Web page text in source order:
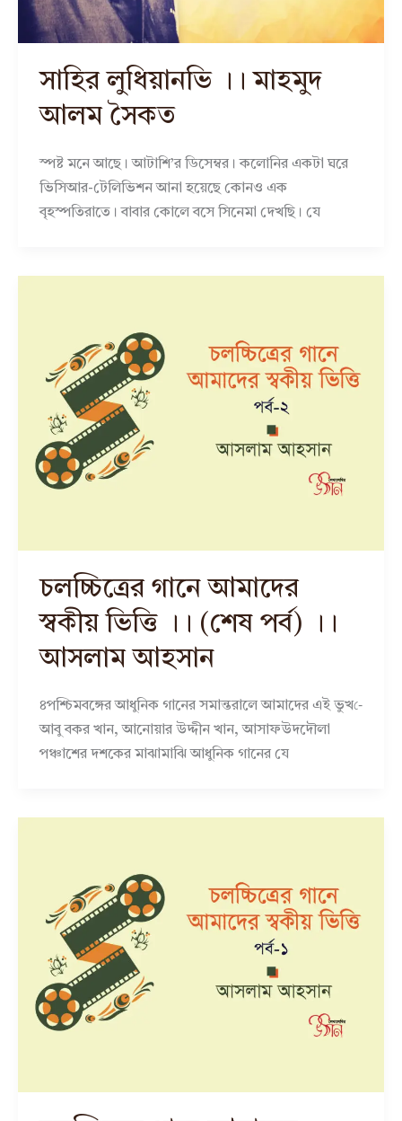
সাহির লুধিয়ানভি ।। মাহমুদ
আলম সৈকত
স্পষ্ট মনে আছে। আটাশি’র ডিসেম্বর। কলোনির একটা ঘরে
ভিসিআর-টেলিভিশন আনা হয়েছে কোনও এক
বৃহস্পতিরাতে। বাবার কোলে বসে সিনেমা দেখছি। যে
চলচ্চিত্রের গানে আমাদের
স্বকীয় ভিত্তি ।। (শেষ পর্ব) ।।
আসলাম আহসান
৪পশ্চিমবঙ্গের আধুনিক গানের সমান্তরালে আমাদের এই ভুখ-ে
আবু বকর খান, আনোয়ার উদ্দীন খান, আসাফউদদৌলা
পঞ্চাশের দশকের মাঝামাঝি আধুনিক গানের যে